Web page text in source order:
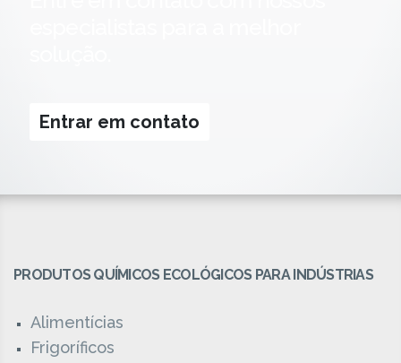
Entrar em contato
PRODUTOS QUÍMICOS ECOLÓGICOS PARA INDÚSTRIAS
Alimentícias
Frigoríficos